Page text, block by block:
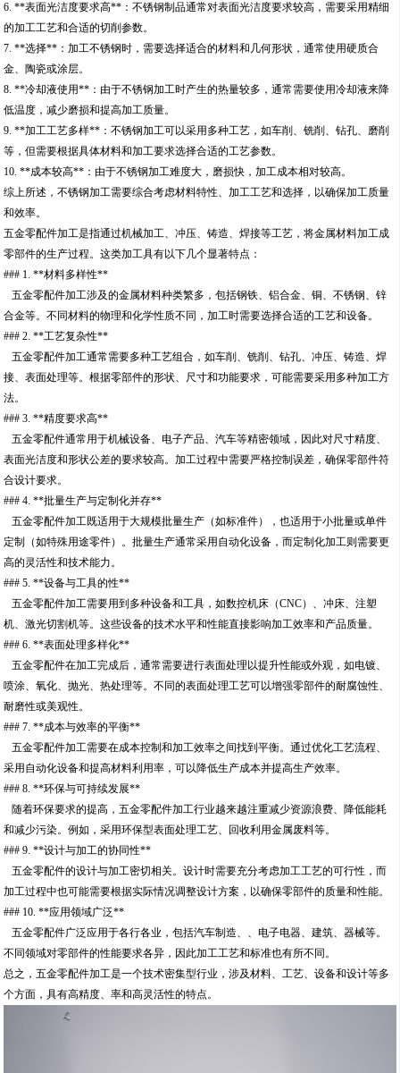
6. **表面光洁度要求高**：不锈钢制品通常对表面光洁度要求较高，需要采用精细
的加工工艺和合适的切削参数。
7. **选择**：加工不锈钢时，需要选择适合的材料和几何形状，通常使用硬质合
金、陶瓷或涂层。
8. **冷却液使用**：由于不锈钢加工时产生的热量较多，通常需要使用冷却液来降
低温度，减少磨损和提高加工质量。
9. **加工工艺多样**：不锈钢加工可以采用多种工艺，如车削、铣削、钻孔、磨削
等，但需要根据具体材料和加工要求选择合适的工艺参数。
10. **成本较高**：由于不锈钢加工难度大，磨损快，加工成本相对较高。
综上所述，不锈钢加工需要综合考虑材料特性、加工工艺和选择，以确保加工质量
和效率。
五金零配件加工是指通过机械加工、冲压、铸造、焊接等工艺，将金属材料加工成
零部件的生产过程。这类加工具有以下几个显著特点：
### 1. **材料多样性**
五金零配件加工涉及的金属材料种类繁多，包括钢铁、铝合金、铜、不锈钢、锌
合金等。不同材料的物理和化学性质不同，加工时需要选择合适的工艺和设备。
### 2. **工艺复杂性**
五金零配件加工通常需要多种工艺组合，如车削、铣削、钻孔、冲压、铸造、焊
接、表面处理等。根据零部件的形状、尺寸和功能要求，可能需要采用多种加工方
法。
### 3. **精度要求高**
五金零配件通常用于机械设备、电子产品、汽车等精密领域，因此对尺寸精度、
表面光洁度和形状公差的要求较高。加工过程中需要严格控制误差，确保零部件符
合设计要求。
### 4. **批量生产与定制化并存**
五金零配件加工既适用于大规模批量生产（如标准件），也适用于小批量或单件
定制（如特殊用途零件）。批量生产通常采用自动化设备，而定制化加工则需要更
高的灵活性和技术能力。
### 5. **设备与工具的性**
五金零配件加工需要用到多种设备和工具，如数控机床（CNC）、冲床、注塑
机、激光切割机等。这些设备的技术水平和性能直接影响加工效率和产品质量。
### 6. **表面处理多样化**
五金零配件在加工完成后，通常需要进行表面处理以提升性能或外观，如电镀、
喷涂、氧化、抛光、热处理等。不同的表面处理工艺可以增强零部件的耐腐蚀性、
耐磨性或美观性。
### 7. **成本与效率的平衡**
五金零配件加工需要在成本控制和加工效率之间找到平衡。通过优化工艺流程、
采用自动化设备和提高材料利用率，可以降低生产成本并提高生产效率。
### 8. **环保与可持续发展**
随着环保要求的提高，五金零配件加工行业越来越注重减少资源浪费、降低能耗
和减少污染。例如，采用环保型表面处理工艺、回收利用金属废料等。
### 9. **设计与加工的协同性**
五金零配件的设计与加工密切相关。设计时需要充分考虑加工工艺的可行性，而
加工过程中也可能需要根据实际情况调整设计方案，以确保零部件的质量和性能。
### 10. **应用领域广泛**
五金零配件广泛应用于各行各业，包括汽车制造、、电子电器、建筑、器械等。
不同领域对零部件的性能要求各异，因此加工工艺和标准也有所不同。
总之，五金零配件加工是一个技术密集型行业，涉及材料、工艺、设备和设计等多
个方面，具有高精度、率和高灵活性的特点。